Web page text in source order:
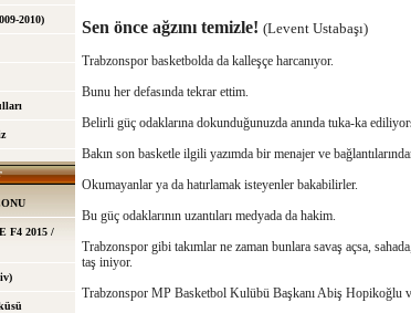
2010)
F4 2015 /
Sen önce ağzını temizle! (Levent Ustabaşı)
Trabzonspor basketbolda da kalleşçe harcanıyor.
Bunu her defasında tekrar ettim.
Belirli güç odaklarına dokunduğunuzda anında tuka-ka
Bakın son basketle ilgili yazımda bir menajer ve
Okumayanlar ya da hatırlamak isteyenler bakabilirler.
Bu güç odaklarının uzantıları medyada da hakim.
Trabzonspor gibi takımlar ne zaman bunlara savaş açsa,
taş iniyor.
Trabzonspor MP Basketbol Kulübü Başkanı Abiş Hopikoğlu